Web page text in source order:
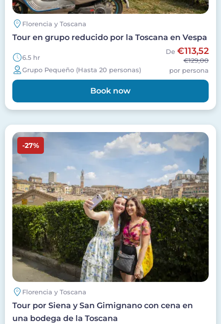
Florencia y Toscana
Tour en grupo reducido por la Toscana en Vespa
6.5 hr
Grupo Pequeño (Hasta 20 personas)
De €113,52
€129,00
por persona
Book now
Imagen
-27%
Florencia y Toscana
Tour por Siena y San Gimignano con cena en
una bodega de la Toscana